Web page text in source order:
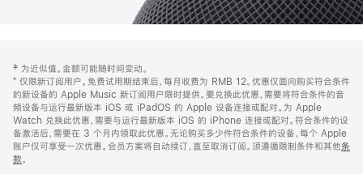
页
页
脚
注
‡ 为近似值。金额可能随时间变动。
⁺ 仅限新订阅用户。免费试用期结束后，每月收费为 RMB 12。优惠仅面向购买符合条件
的新设备的 Apple Music 新订阅用户限时提供。要兑换此优惠，需要将符合条件的音
频设备与运行最新版本 iOS 或 iPadOS 的 Apple 设备连接或配对。为 Apple
Watch 兑换此优惠，需要与运行最新版本 iOS 的 iPhone 连接或配对。符合条件的设
备激活后，需要在 3 个月内领取此优惠。无论购买多少件符合条件的设备，每个 Apple
账户仅可享受一次优惠。会员方案将自动续订，直至取消订阅。须遵循限制条件和其他条
款。